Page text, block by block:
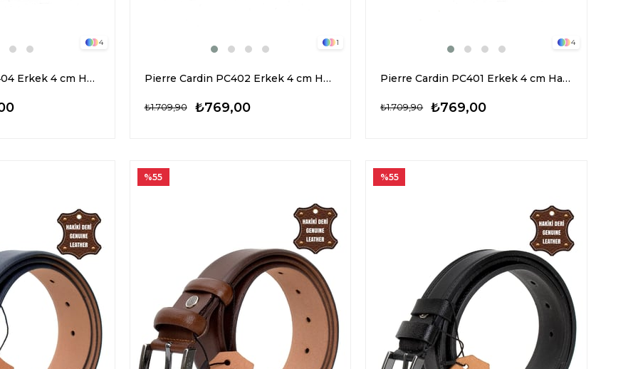
4
Pierre Cardin PC404 Erkek 4 cm Hakiki Deri Kemer Siyah
1
Pierre Cardin PC402 Erkek 4 cm Hakiki Deri Kemer Siyah
₺769,00
₺1.709,90
4
Pierre Cardin PC401 Erkek 4 cm Hakiki Deri Kemer Siyah
₺769,00
₺1.709,90
%55 %55